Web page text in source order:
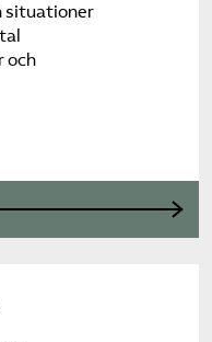
situationer
och